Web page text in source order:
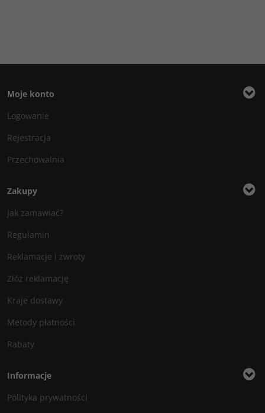
Moje konto
Logowanie
Rejestracja
Przechowalnia
Zakupy
Jak zamawiać?
Regulamin
Reklamacje i zwroty
Złóż reklamację
Kraje dostawy
Metody płatności
Rabaty
Informacje
Polityka prywatności